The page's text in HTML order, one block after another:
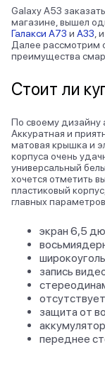
Galaxy A53 заказать
магазине, вышел
Галакси А73 и А33 ,
Далее рассмотрим
преимущества
Стоит ли
По своему дизайну
Аккуратная и
матовая крышка и
корпуса очень
универсальный
хочется отметить
пластиковый
главных
экран 6,5
запись
защита от
переднее